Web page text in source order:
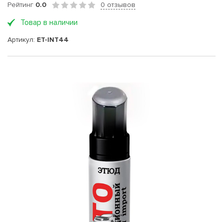
Рейтинг 0.0 0 отзывов
Товар в наличии
Артикул: ET-INT44